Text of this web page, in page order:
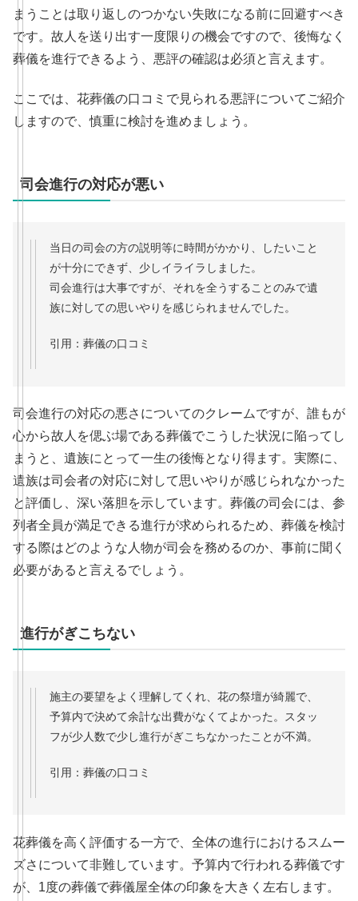
まうことは取り返しのつかない失敗になる前に回避すべき
です。故人を送り出す一度限りの機会ですので、後悔なく
葬儀を進行できるよう、悪評の確認は必須と言えます。
ここでは、花葬儀の口コミで見られる悪評についてご紹介
しますので、慎重に検討を進めましょう。
司会進行の対応が悪い
当日の司会の方の説明等に時間がかかり、したいこと
が十分にできず、少しイライラしました。
司会進行は大事ですが、それを全うすることのみで遺
族に対しての思いやりを感じられませんでした。
引用：葬儀の口コミ
司会進行の対応の悪さについてのクレームですが、誰もが
心から故人を偲ぶ場である葬儀でこうした状況に陥ってし
まうと、遺族にとって一生の後悔となり得ます。実際に、
遺族は司会者の対応に対して思いやりが感じられなかった
と評価し、深い落胆を示しています。葬儀の司会には、参
列者全員が満足できる進行が求められるため、葬儀を検討
する際はどのような人物が司会を務めるのか、事前に聞く
必要があると言えるでしょう。
進行がぎこちない
施主の要望をよく理解してくれ、花の祭壇が綺麗で、
予算内で決めて余計な出費がなくてよかった。スタッ
フが少人数で少し進行がぎこちなかったことが不満。
引用：葬儀の口コミ
花葬儀を高く評価する一方で、全体の進行におけるスムー
ズさについて非難しています。予算内で行われる葬儀です
が、1度の葬儀で葬儀屋全体の印象を大きく左右します。